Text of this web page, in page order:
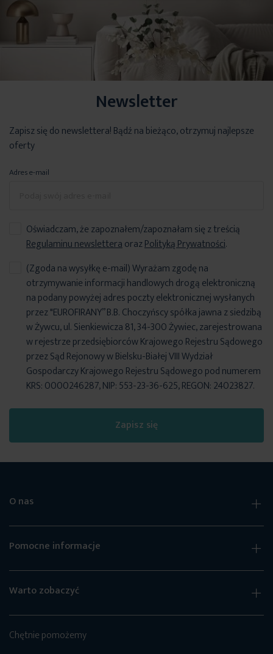
Newsletter
Zapisz się do newslettera! Bądź na bieżąco, otrzymuj najlepsze
oferty
Adres e-mail
Oświadczam, że zapoznałem/zapoznałam się z treścią
Regulaminu newsletteraorazPolityką Prywatności.
Zapisz się
(Zgoda na wysyłkę e-mail) Wyrażam zgodę na
otrzymywanie informacji handlowych drogą elektroniczną
na podany powyżej adres poczty elektronicznej wysłanych
przez "EUROFIRANY” B.B. Choczyńscy spółka jawna z siedzibą
w Żywcu, ul. Sienkiewicza 81, 34-300 Żywiec, zarejestrowana
w rejestrze przedsiębiorców Krajowego Rejestru Sądowego
przez Sąd Rejonowy w Bielsku-Białej VIII Wydział
Gospodarczy Krajowego Rejestru Sądowego pod numerem
KRS: 0000246287, NIP: 553-23-36-625, REGON: 24023827.
O nas
Pomocne informacje
Warto zobaczyć
Chętnie pomożemy